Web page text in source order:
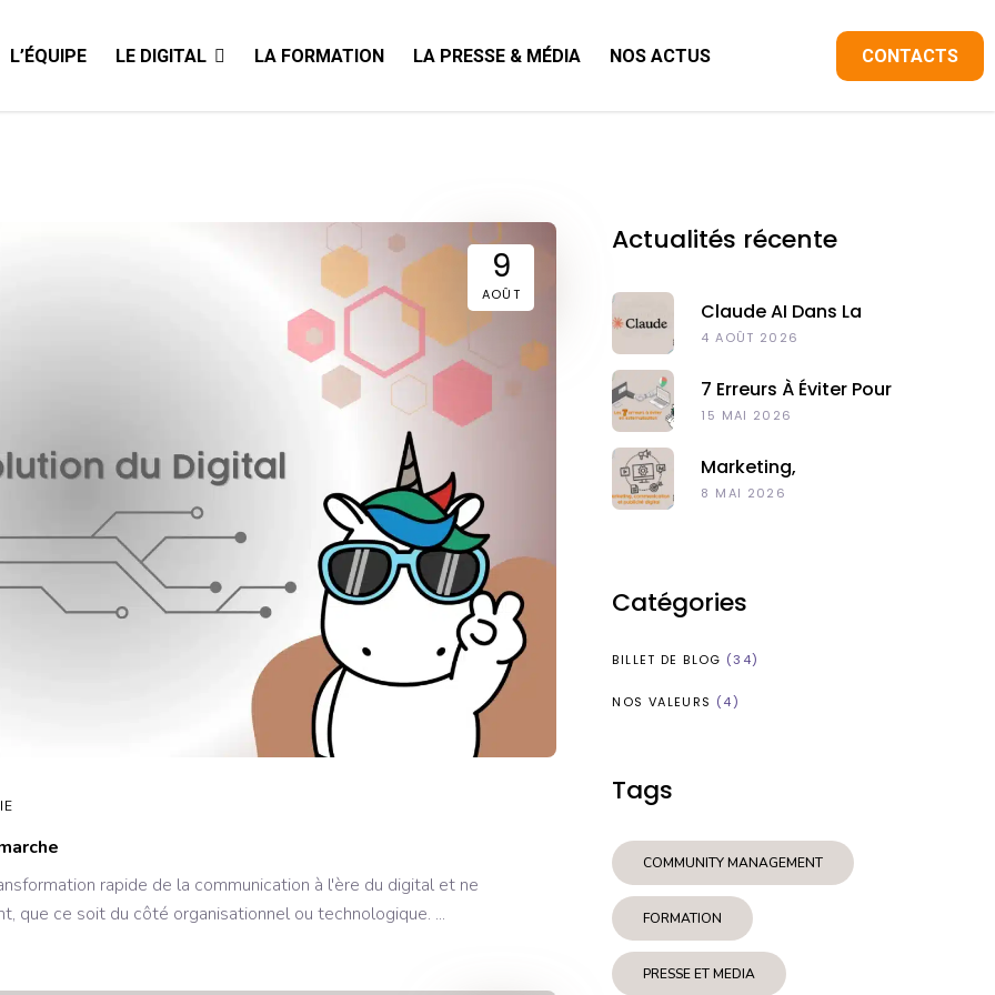
L’ÉQUIPE LE DIGITAL LA FORMATION LA PRESSE & MÉDIA NOS ACTUS CONTACTS
9
AOÛT
rapide de la communication à l'ère du digital et ne
que ce soit du côté organisationnel ou technologique.
Actualités récente
Claude AI Dans La
Communication
4 AOÛT 2026
7 Erreurs À Éviter Pour
Externaliser Son
Madagascar
15 MAI 2026
Marketing,
Communication Et
8 MAI 2026
Catégories
BILLET DE BLOG (34)
NOS VALEURS (4)
Tags
COMMUNITY MANAGEMENT
FORMATION
PRESSE ET MEDIA